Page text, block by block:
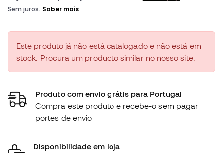
Este produto já não está catalogado e não está em
stock. Procura um producto similar no nosso site.
Produto com envio grátis para Portugal
Compra este produto e recebe-o sem pagar
portes de envio
Disponibilidade em loja